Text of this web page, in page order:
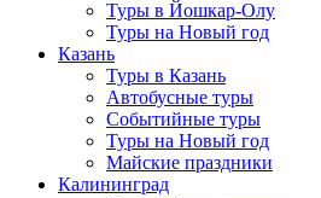
Туры в Йошкар-Олу
Туры на Новый год
Казань
Туры в Казань
Автобусные туры
Событийные туры
Туры на Новый год
Майские праздники
Калининград